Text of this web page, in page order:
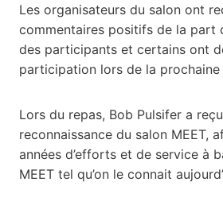
Les organisateurs du salon ont
commentaires positifs de la part
des participants et certains ont
participation lors de la prochaine
Lors du repas, Bob Pulsifer a
reconnaissance du salon MEET,
années d’efforts et de service à
MEET tel qu’on le connait